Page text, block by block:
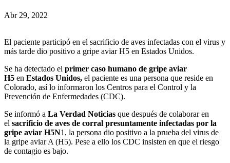
Abr 29, 2022
El paciente participó en el sacrificio de aves infectadas con el virus y
más tarde dio positivo a gripe aviar H5 en Estados Unidos.
Se ha detectado el primer caso humano de gripe aviar
H5 en Estados Unidos, el paciente es una persona que reside en
Colorado, así lo informaron los Centros para el Control y la
Prevención de Enfermedades (CDC).
Se informó a La Verdad Noticias que después de colaborar en
el sacrificio de aves de corral presuntamente infectadas por la
gripe aviar H5N1, la persona dio positivo a la prueba del virus de
la gripe aviar A (H5). Pese a ello los CDC insisten en que el riesgo
de contagio es bajo.